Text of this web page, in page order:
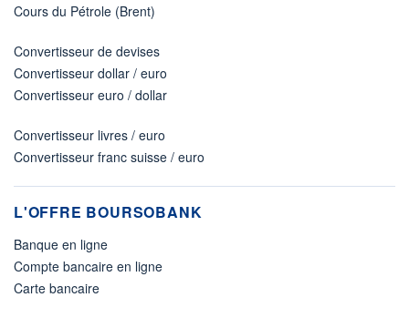
Cours du Pétrole (Brent)
Convertisseur de devises
Convertisseur dollar / euro
Convertisseur euro / dollar
Convertisseur livres / euro
Convertisseur franc suisse / euro
L'OFFRE BOURSOBANK
Banque en ligne
Compte bancaire en ligne
Carte bancaire